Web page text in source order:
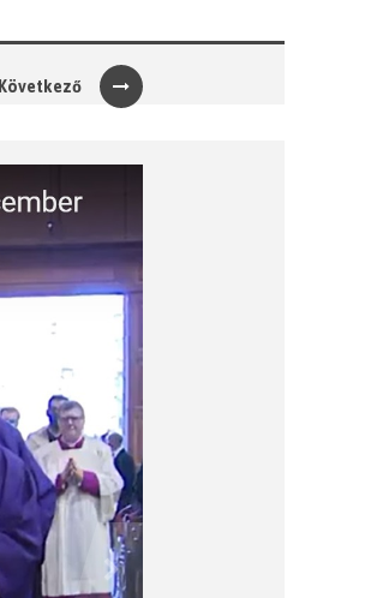
Következő
Next